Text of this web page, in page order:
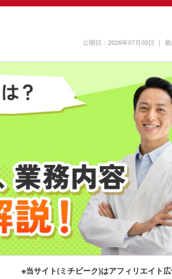
公開日： 2026年07月03日 ｜
※当サイト(ミチビーク)はアフィリエイト広